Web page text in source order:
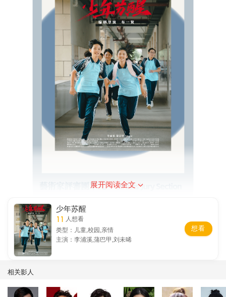
展开阅读全文
少年苏醒
11 人想看
类型：儿童,校园,亲情
主演：李浦溪,蒲巴甲,刘未晞
想看
相关影人